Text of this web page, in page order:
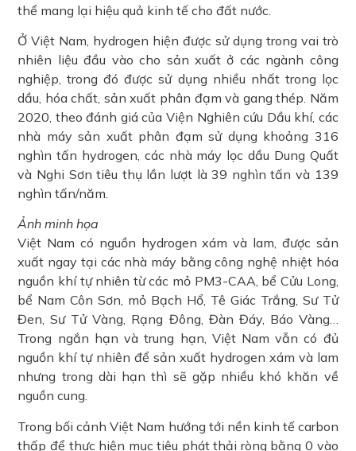
thể mang lại hiệu quả kinh tế cho đất nước.
Ở Việt Nam, hydrogen hiện được sử dụng trong vai trò
nhiên liệu đầu vào cho sản xuất ở các ngành công
nghiệp, trong đó được sử dụng nhiều nhất trong lọc
dầu, hóa chất, sản xuất phân đạm và gang thép. Năm
2020, theo đánh giá của Viện Nghiên cứu Dầu khí, các
nhà máy sản xuất phân đạm sử dụng khoảng 316
nghìn tấn hydrogen, các nhà máy lọc dầu Dung Quất
và Nghi Sơn tiêu thụ lần lượt là 39 nghìn tấn và 139
nghìn tấn/năm.
Ảnh minh họa
Việt Nam có nguồn hydrogen xám và lam, được sản
xuất ngay tại các nhà máy bằng công nghệ nhiệt hóa
nguồn khí tự nhiên từ các mỏ PM3-CAA, bể Cửu Long,
bể Nam Côn Sơn, mỏ Bạch Hổ, Tê Giác Trắng, Sư Tử
Đen, Sư Tử Vàng, Rạng Đông, Đàn Đáy, Báo Vàng…
Trong ngắn hạn và trung hạn, Việt Nam vẫn có đủ
nguồn khí tự nhiên để sản xuất hydrogen xám và lam
nhưng trong dài hạn thì sẽ gặp nhiều khó khăn về
nguồn cung.
Trong bối cảnh Việt Nam hướng tới nền kinh tế carbon
thấp để thực hiện mục tiêu phát thải ròng bằng 0 vào